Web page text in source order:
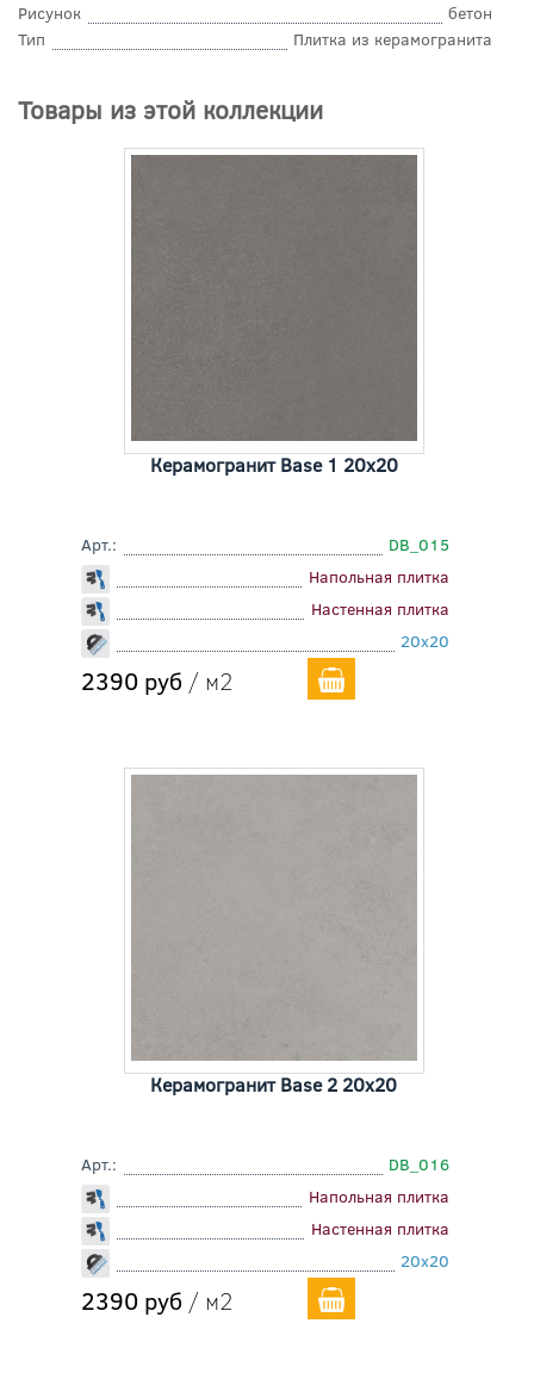
Рисунок
бетон
Тип
Плитка из керамогранита
Товары из этой коллекции
Керамогранит Base 1 20x20
Арт.:
DB_015
Напольная плитка
Настенная плитка
20x20
2390 руб / м2
Керамогранит Base 2 20x20
Арт.:
DB_016
Напольная плитка
Настенная плитка
20x20
2390 руб / м2